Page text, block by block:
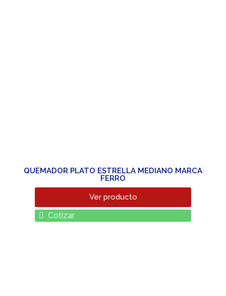
QUEMADOR PLATO ESTRELLA MEDIANO MARCA
FERRO
Ver producto
Cotizar